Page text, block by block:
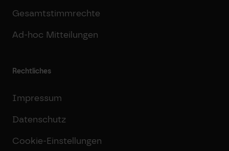
Gesamtstimmrechte
Ad-hoc Mitteilungen
Rechtliches
Impressum
Datenschutz
Cookie-Einstellungen